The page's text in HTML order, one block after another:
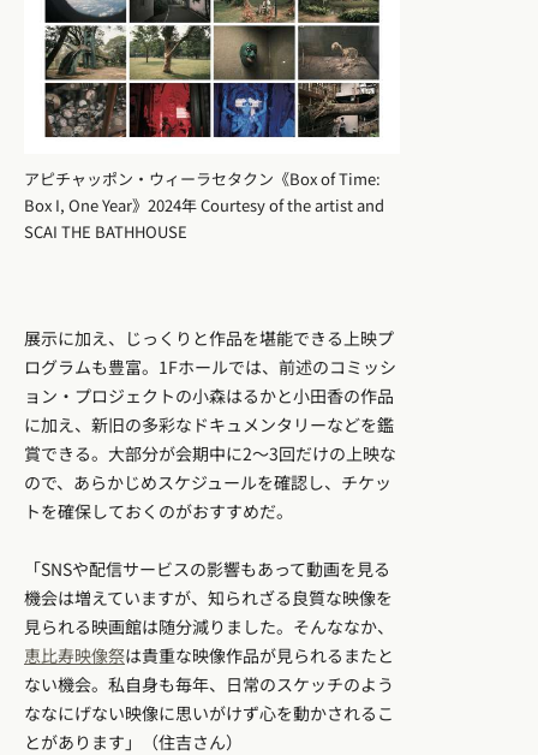
アピチャッポン・ウィーラセタクン《Box of Time:
Box I, One Year》2024年 Courtesy of the artist and
SCAI THE BATHHOUSE
展示に加え、じっくりと作品を堪能できる上映プ
ログラムも豊富。1Fホールでは、前述のコミッシ
ョン・プロジェクトの小森はるかと小田香の作品
に加え、新旧の多彩なドキュメンタリーなどを鑑
賞できる。大部分が会期中に2〜3回だけの上映な
ので、あらかじめスケジュールを確認し、チケッ
トを確保しておくのがおすすめだ。
「SNSや配信サービスの影響もあって動画を見る
機会は増えていますが、知られざる良質な映像を
見られる映画館は随分減りました。そんななか、
恵比寿映像祭は貴重な映像作品が見られるまたと
ない機会。私自身も毎年、日常のスケッチのよう
ななにげない映像に思いがけず心を動かされるこ
とがあります」（住吉さん）